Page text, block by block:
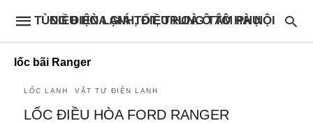
ĐIỀU HÒA GIÁ TỐT, TRUNG TÂM PHỤ TÙNG ĐIỆN LẠNH, ĐIỀU HOÀ Ô TÔ HÀ NỘI
lốc bãi Ranger
LỐC LẠNH VẬT TƯ ĐIỆN LẠNH
LỐC ĐIỀU HÒA FORD RANGER